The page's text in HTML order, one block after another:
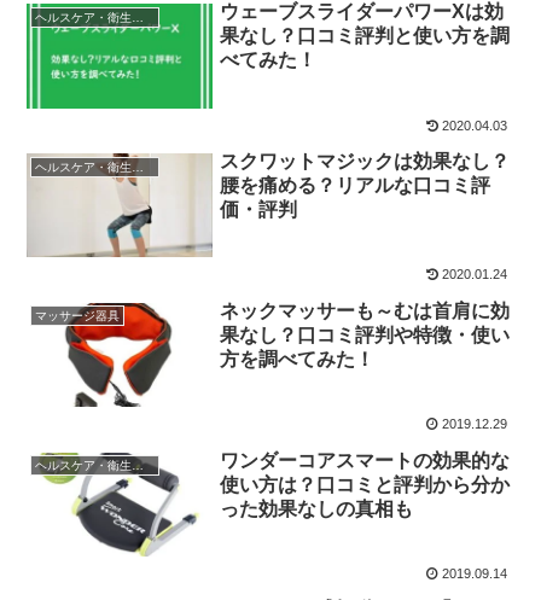
ウェーブスライダーパワーXは効
果なし？口コミ評判と使い方を調
べてみた！
2020.04.03
ヘルスケア・衛生用品
スクワットマジックは効果なし？
腰を痛める？リアルな口コミ評
価・評判
2020.01.24
マッサージ器具
ネックマッサーも～むは首肩に効
果なし？口コミ評判や特徴・使い
方を調べてみた！
2019.12.29
ヘルスケア・衛生用品
ワンダーコアスマートの効果的な
使い方は？口コミと評判から分か
った効果なしの真相も
2019.09.14